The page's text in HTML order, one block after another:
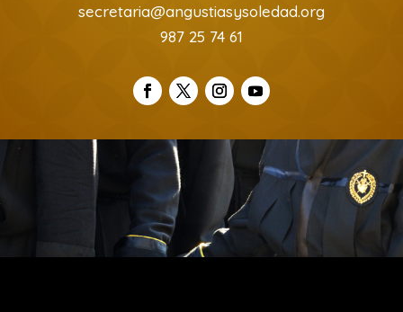
secretaria@angustiasysoledad.org
987 25 74 61